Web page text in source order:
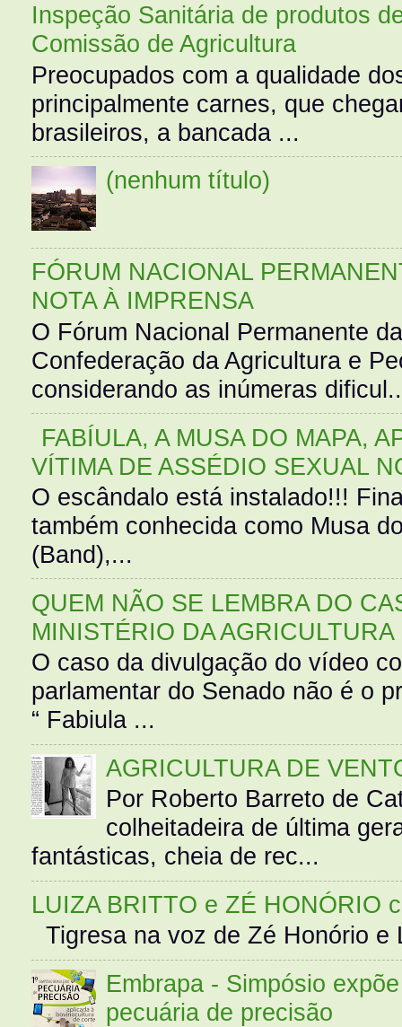
Inspeção Sanitária de produtos
Comissão de Agricultura
Preocupados com a qualidade
principalmente carnes, que
brasileiros, a bancada ...
(nenhum título)
FÓRUM NACIONAL
NOTA À IMPRENSA
O Fórum Nacional Permanente
Confederação da Agricultura e
considerando as inúmeras
FABÍULA, A MUSA DO MAPA,
VÍTIMA DE ASSÉDIO SEXUAL
O escândalo está instalado!!!
também conhecida como Musa
(Band),...
QUEM NÃO SE LEMBRA DO
MINISTÉRIO DA AGRICULTURA
O caso da divulgação do vídeo
parlamentar do Senado não é o
“ Fabiula ...
AGRICULTURA DE
Por Roberto Barreto de
colheitadeira de última
fantásticas, cheia de rec...
LUIZA BRITTO e ZÉ HONÓRIO
Tigresa na voz de Zé Honório
Embrapa - Simpósio
pecuária de precisão